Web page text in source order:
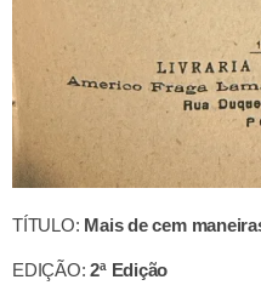
TÍTULO: Mais de cem
EDIÇÃO:2ª Edição